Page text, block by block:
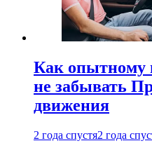
Как опытному
не забывать
движения
2 года спустя2 года